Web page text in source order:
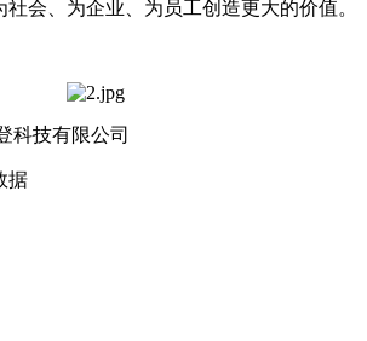
会、为企业、为员工创造更大的价值。
科技有限公司
据